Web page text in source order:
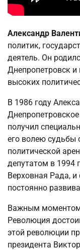
Александр
политик,
деятель. Он
Днепропетровск и
высоких
В 1986 году
получил
его волею судьбы
политической
депутатом в 1994
Верховная Рада, и
постоянно
Важным моментом
Революция
этой революции
президента